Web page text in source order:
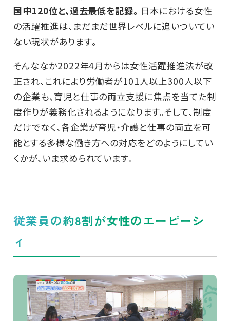
国中120位と、過去最低を記録。 日本における女性
の活躍推進は、まだまだ世界レベルに追いついてい
ない現状があります。
そんななか2022年4月からは女性活躍推進法が改
正され、これにより労働者が101人以上300人以下
の企業も、育児と仕事の両立支援に焦点を当てた制
度作りが義務化されるようになります。そして、制度
だけでなく、各企業が育児・介護と仕事の両立を可
能とする多様な働き方への対応をどのようにしてい
くかが、いま求められています。
従業員の約8割が女性のエーピーシ
ィ